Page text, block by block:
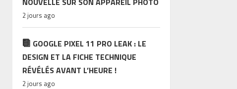
2 jours ago
GOOGLE PIXEL 11 PRO LEAK : LE
DESIGN ET LA FICHE TECHNIQUE
RÉVÉLÉS AVANT L’HEURE !
2 jours ago